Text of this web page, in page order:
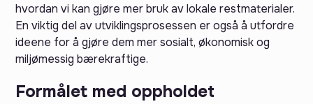
hvordan vi kan gjøre mer bruk av lokale restmaterialer.
En viktig del av utviklingsprosessen er også å utfordre
ideene for å gjøre dem mer sosialt, økonomisk og
miljømessig bærekraftige.
Formålet med oppholdet